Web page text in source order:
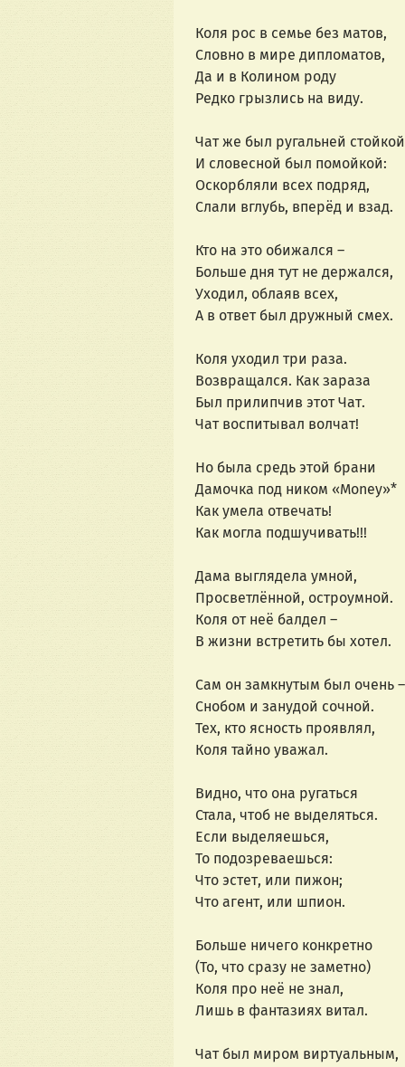
Коля рос в семье без матов,
Словно в мире дипломатов,
Да и в Колином роду
Редко грызлись на виду.
Чат же был ругальней стойкой
И словесной был помойкой:
Оскорбляли всех подряд,
Слали вглубь, вперёд и взад.
Кто на это обижался –
Больше дня тут не держался,
Уходил, облаяв всех,
А в ответ был дружный смех.
Коля уходил три раза.
Возвращался. Как зараза
Был прилипчив этот Чат.
Чат воспитывал волчат!
Но была средь этой брани
Дамочка под ником «Money»*
Как умела отвечать!
Как могла подшучивать!!!
Дама выглядела умной,
Просветлённой, остроумной.
Коля от неё балдел –
В жизни встретить бы хотел.
Сам он замкнутым был очень –
Снобом и занудой сочной.
Тех, кто ясность проявлял,
Коля тайно уважал.
Видно, что она ругаться
Стала, чтоб не выделяться.
Если выделяешься,
То подозреваешься:
Что эстет, или пижон;
Что агент, или шпион.
Больше ничего конкретно
(То, что сразу не заметно)
Коля про неё не знал,
Лишь в фантазиях витал.
Чат был миром виртуальным,